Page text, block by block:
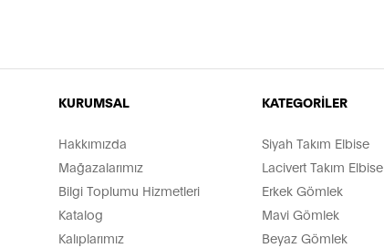
KURUMSAL
Hakkımızda
Mağazalarımız
Bilgi Toplumu Hizmetleri
Katalog
Kalıplarımız
KATEGORİLER
Siyah Takım Elbise
Lacivert Takım Elbise
Erkek Gömlek
Mavi Gömlek
Beyaz Gömlek